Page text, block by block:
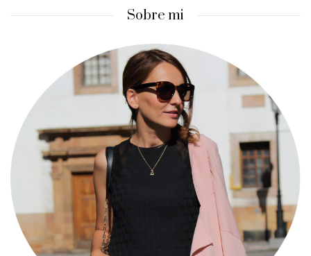
Sobre mi